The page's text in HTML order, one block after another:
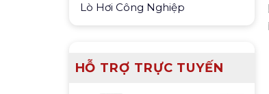
Lò Hơi Công Nghiệp
HỖ TRỢ TRỰC TUYẾN